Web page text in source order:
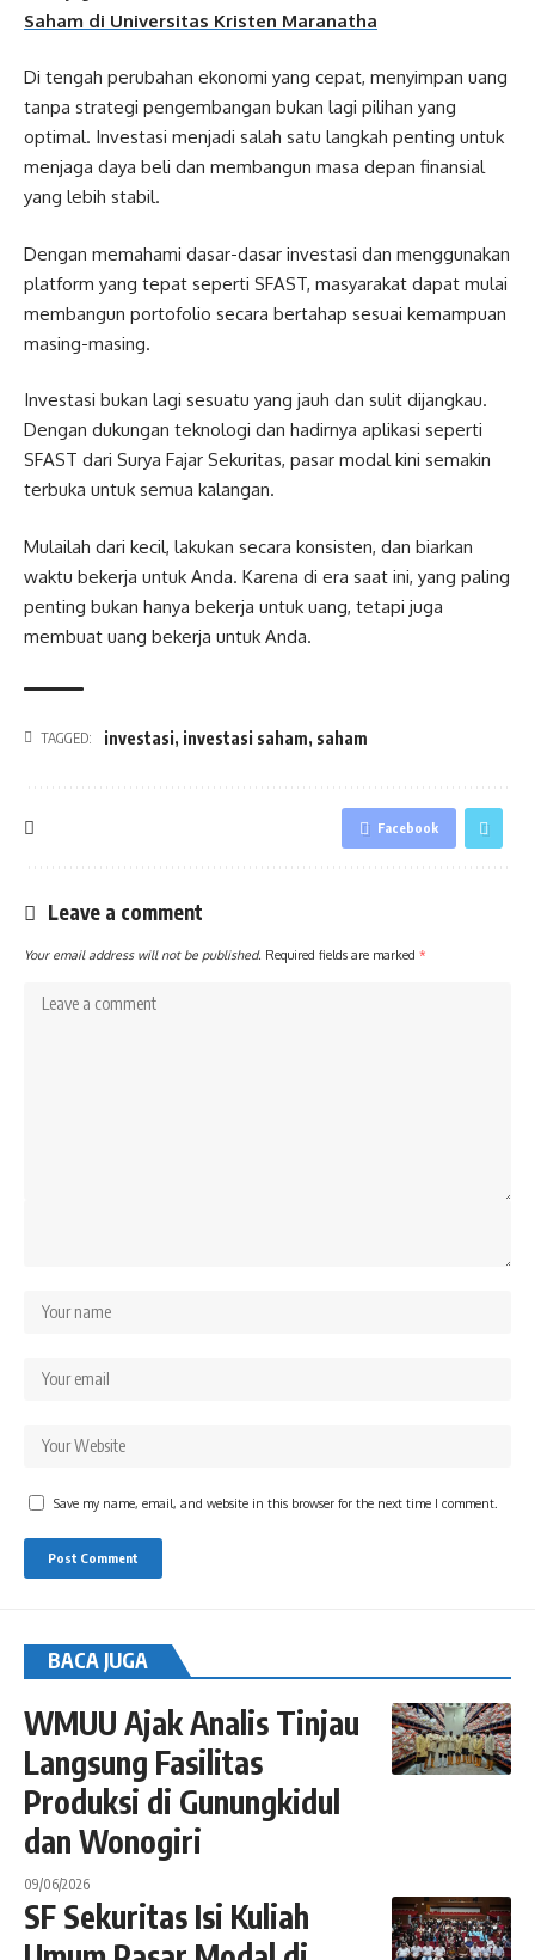
Saham di Universitas Kristen Maranatha
Di tengah perubahan ekonomi yang cepat, menyimpan uang
tanpa strategi pengembangan bukan lagi pilihan yang
optimal. Investasi menjadi salah satu langkah penting untuk
menjaga daya beli dan membangun masa depan finansial
yang lebih stabil.
Dengan memahami dasar-dasar investasi dan menggunakan
platform yang tepat seperti SFAST, masyarakat dapat mulai
membangun portofolio secara bertahap sesuai kemampuan
masing-masing.
Investasi bukan lagi sesuatu yang jauh dan sulit dijangkau.
Dengan dukungan teknologi dan hadirnya aplikasi seperti
SFAST dari Surya Fajar Sekuritas, pasar modal kini semakin
terbuka untuk semua kalangan.
Mulailah dari kecil, lakukan secara konsisten, dan biarkan
waktu bekerja untuk Anda. Karena di era saat ini, yang paling
penting bukan hanya bekerja untuk uang, tetapi juga
membuat uang bekerja untuk Anda.
TAGGED: investasi, investasi saham, saham
Facebook
Leave a comment
Your email address will not be published. Required fields are marked *
Save my name, email, and website in this browser for the next time I comment.
BACA JUGA
WMUU Ajak Analis Tinjau
Langsung Fasilitas
Produksi di Gunungkidul
dan Wonogiri
09/06/2026
SF Sekuritas Isi Kuliah